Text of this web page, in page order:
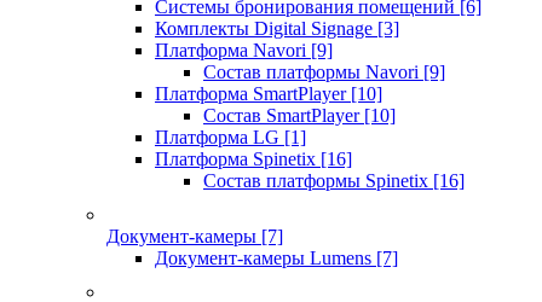
Системы бронирования помещений [6]
Комплекты Digital Signage [3]
Платформа Navori [9]
Состав платформы Navori [9]
Платформа SmartPlayer [10]
Состав SmartPlayer [10]
Платформа LG [1]
Платформа Spinetix [16]
Состав платформы Spinetix [16]
Документ-камеры [7]
Документ-камеры Lumens [7]